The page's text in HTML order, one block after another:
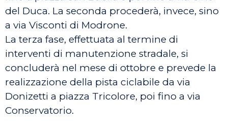
del Duca. La seconda procederà, invece, sino
a via Visconti di Modrone.
La terza fase, effettuata al termine di
interventi di manutenzione stradale, si
concluderà nel mese di ottobre e prevede la
realizzazione della pista ciclabile da via
Donizetti a piazza Tricolore, poi fino a via
Conservatorio.